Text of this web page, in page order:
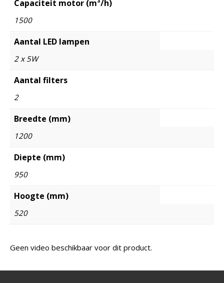
Capaciteit motor (m³/h)
1500
Aantal LED lampen
2 x 5W
Aantal filters
2
Breedte (mm)
1200
Diepte (mm)
950
Hoogte (mm)
520
Geen video beschikbaar voor dit product.